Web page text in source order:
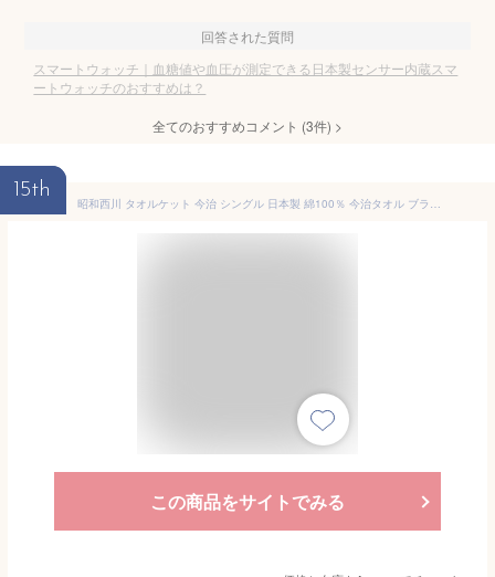
回答された質問
スマートウォッチ｜血糖値や血圧が測定できる日本製センサー内蔵スマ
ートウォッチのおすすめは？
全てのおすすめコメント (3件) >
15th
昭和西川 タオルケット 今治 シングル 日本製 綿100％ 今治タオル ブランド認定 パイル 夏 春 ふんわりやわらか 140×190cm 約950g モスクガルデニア ブルー 2230390280302
この商品をサイトでみる